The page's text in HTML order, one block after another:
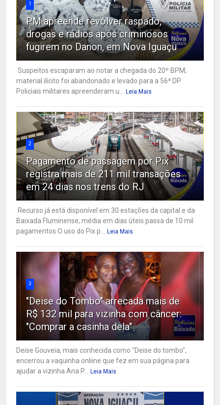
1
PM apreende revólver raspado,
drogas e rádios após criminosos
fugirem no Danon, em Nova Iguaçu
Suspeitos escaparam ao notar a chegada do 20º BPM;
material ilícito foi abandonado e levado para a 56ª DP
Policiais militares apreenderam u...
Leia Mais
2
Pagamento de passagem por Pix
registra mais de 211 mil transações
em 24 dias nos trens do RJ
Recurso já está disponível em 30 estações da capital e da
Baixada Fluminense; média em dias úteis passa de 10 mil
pagamentos O uso do Pix p...
Leia Mais
3
"Deise do Tombo" arrecada mais de
R$ 132 mil para vizinha com câncer:
"Comprar a casinha dela"
Deise Gouveia, mais conhecida como "Deise do tombo",
encerrou a vaquinha onliine que fez em sua página para
ajudar a vizinha Ana P...
Leia Mais